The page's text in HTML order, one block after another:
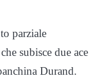
parziale
subisce due ace
Durand.